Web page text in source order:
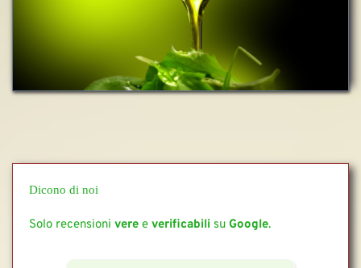
Dicono di noi
Solo recensioni vere e verificabili su Google.